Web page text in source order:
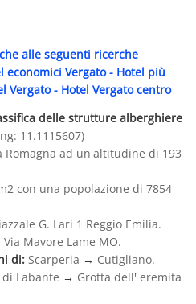
alle seguenti ricerche
economici Vergato- Hotel più
Vergato- Hotel Vergato centro
delle strutture alberghiere
11.1115607)
Romagna ad un'altitudine di 193
con una popolazione di 7854
G. Lari 1 Reggio Emilia.
Mavore Lame MO.
di: Scarperia → Cutigliano.
Labante → Grotta dell' eremita